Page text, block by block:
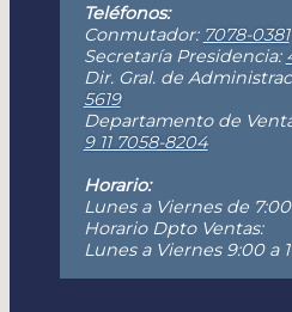
Teléfonos:
Conmutador: 7078-0381
Secretaría Presidencia:
Dir. Gral. de
5619
Departamento de
9 11 7058-8204
Horario:
Lunes a Viernes de 7:00
Horario Dpto Ventas:
Lunes a Viernes 9:00 a